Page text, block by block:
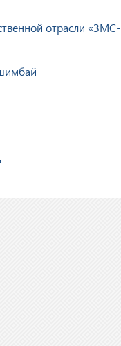
отрасли «ЗМС-